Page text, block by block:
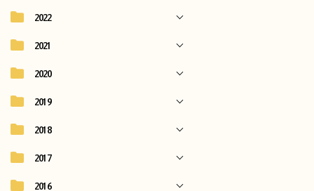
2022
2021
2020
2019
2018
2017
2016